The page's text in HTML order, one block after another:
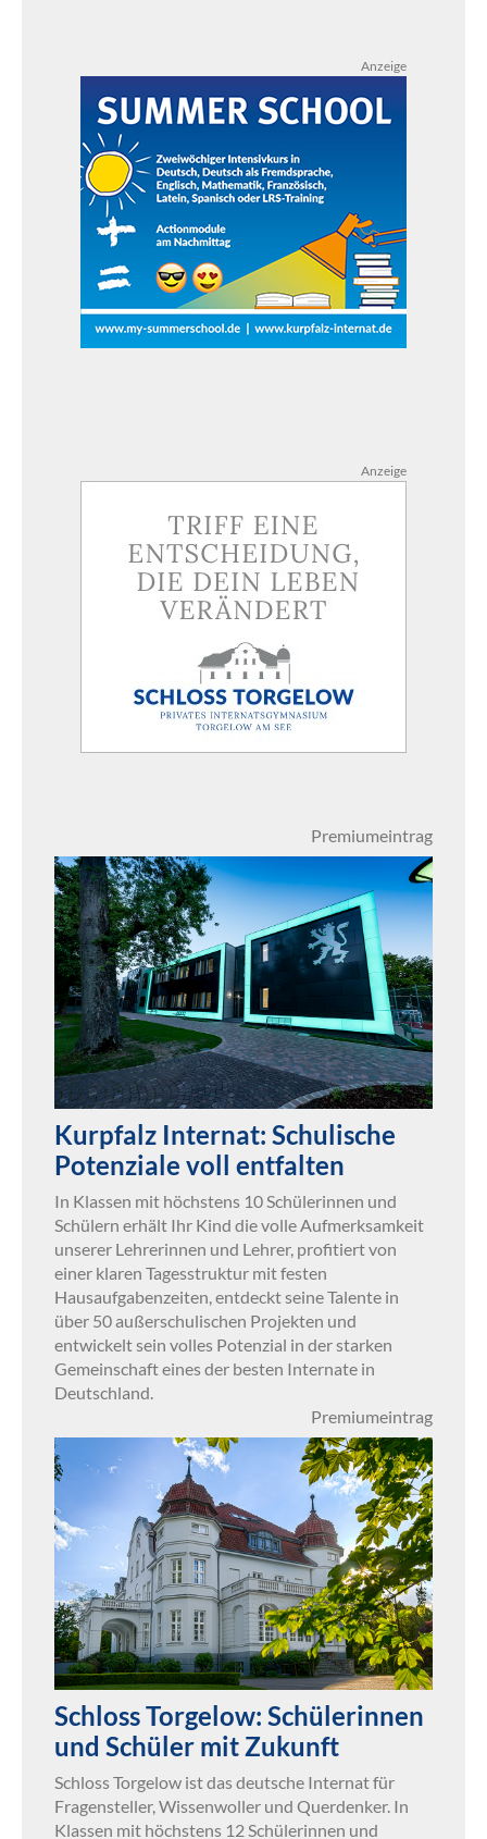
Anzeige
Anzeige
Premiumeintrag
Kurpfalz Internat: Schulische
Potenziale voll entfalten
In Klassen mit höchstens 10 Schülerinnen und
Schülern erhält Ihr Kind die volle Aufmerksamkeit
unserer Lehrerinnen und Lehrer, profitiert von
einer klaren Tagesstruktur mit festen
Hausaufgabenzeiten, entdeckt seine Talente in
über 50 außerschulischen Projekten und
entwickelt sein volles Potenzial in der starken
Gemeinschaft eines der besten Internate in
Deutschland.
Premiumeintrag
Schloss Torgelow: Schülerinnen
und Schüler mit Zukunft
Schloss Torgelow ist das deutsche Internat für
Fragensteller, Wissenwoller und Querdenker. In
Klassen mit höchstens 12 Schülerinnen und